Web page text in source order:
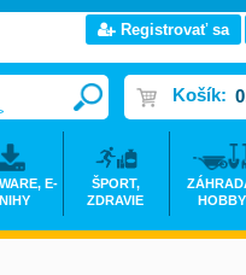
Registrovať sa
Košík:
E-
ŠPORT,
ZDRAVIE
HOBBY